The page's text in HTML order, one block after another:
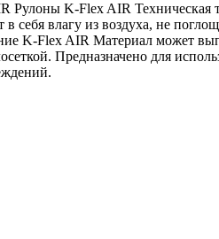
Рулоны K-Flex AIR Техническая
в себя влагу из воздуха, не
K-Flex AIR Материал может
Предназначено для